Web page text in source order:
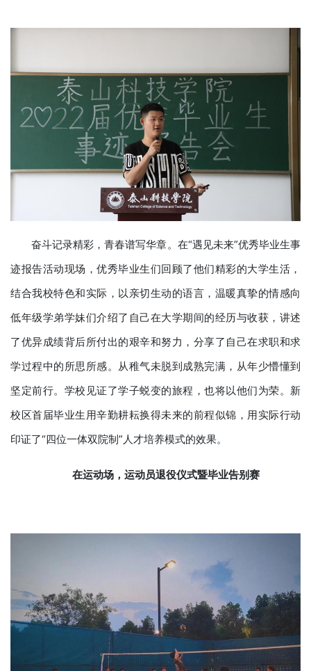
奋斗记录精彩，青春谱写华章。在“遇见未来”优秀毕业生事
迹报告活动现场，优秀毕业生们回顾了他们精彩的大学生活，
结合我校特色和实际，以亲切生动的语言，温暖真挚的情感向
低年级学弟学妹们介绍了自己在大学期间的经历与收获，讲述
了优异成绩背后所付出的艰辛和努力，分享了自己在求职和求
学过程中的所思所感。从稚气未脱到成熟完满，从年少懵懂到
坚定前行。学校见证了学子蜕变的旅程，也将以他们为荣。新
校区首届毕业生用辛勤耕耘换得未来的前程似锦，用实际行动
印证了“四位一体双院制”人才培养模式的效果。
在运动场， 运动员退役仪式暨毕业告别赛